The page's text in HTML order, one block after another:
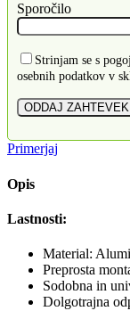
Sporočilo
Strinjam se s
osebnih podatkov v
Primerjaj
Opis
Lastnosti:
Material:
Preprosta
Sodobna in
Dolgotrajna